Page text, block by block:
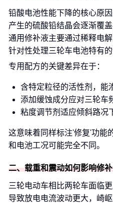
铅酸电池性能下降的核心原
产生的硫酸铅结晶会逐渐覆
通用修补液主要通过稀释电
针对性处理三轮车电池特有的
专用配方的关键差异在于：
含特定粒径的活性剂，能
添加缓蚀成分应对三轮车
粘度调节剂适应倾斜路况
这意味着同样标注'修复'功能
和电池工况可能完全不同。
二、载重和震动如何影响修补
三轮电动车相比两轮车面临
导致放电电流波动更大，崎